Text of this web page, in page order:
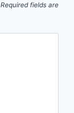
Required fields are